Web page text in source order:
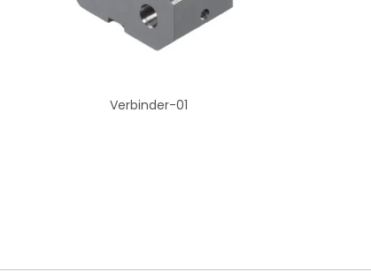
Verbinder-01